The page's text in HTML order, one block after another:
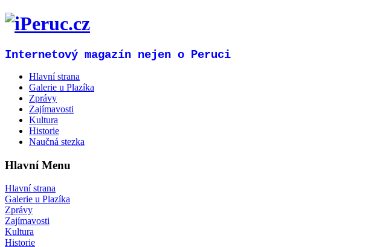
Internetový magazín nejen o Peruci
Hlavní strana
Galerie u Plazíka
Zprávy
Zajímavosti
Kultura
Historie
Naučná stezka
Hlavní Menu
Hlavní strana
Galerie u Plazíka
Zprávy
Zajímavosti
Kultura
Historie